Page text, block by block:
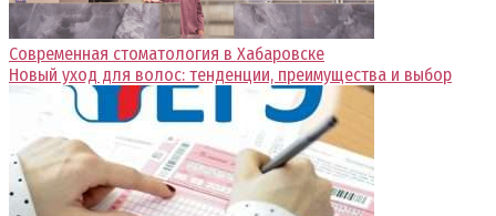
Современная стоматология в Хабаровске
Новый уход для волос: тенденции, преимущества и выбор